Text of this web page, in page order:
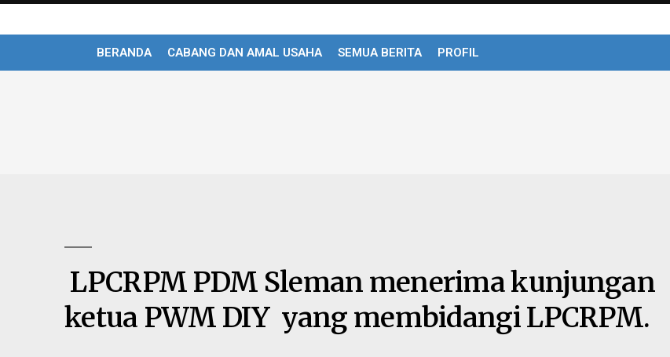
BERANDA CABANG DAN AMAL USAHA SEMUA BERITA PROFIL
LPCRPM PDM Sleman menerima kunjungan
ketua PWM DIY yang membidangi LPCRPM.